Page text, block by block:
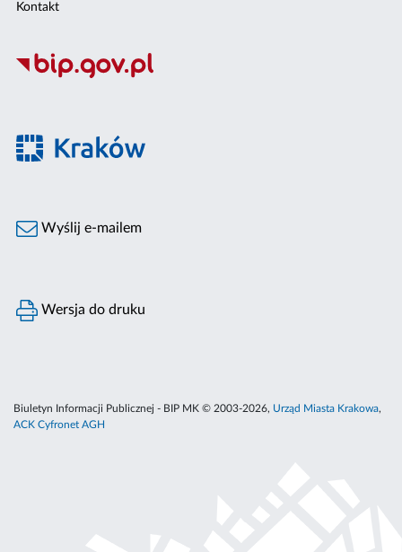
Kontakt
Wyślij e-mailem
Wersja do druku
Biuletyn Informacji Publicznej - BIP MK © 2003-2026, Urząd Miasta Krakowa,
ACK Cyfronet AGH